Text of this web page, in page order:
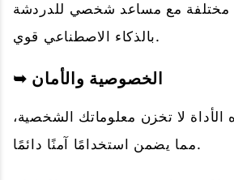
مختلفة مع مساعد شخصي للدردشة
بالذكاء الاصطناعي قوي.
➥ الخصوصية والأمان
الأداة لا تخزن معلوماتك الشخصية،
مما يضمن استخدامًا آمنًا دائمًا.